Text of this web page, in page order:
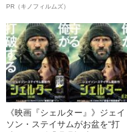
ルインタビュー“観客を魅了した
語る”《日本興収70億円突破》
PR（キノフィルムズ）
《映画『シェルター』》ジェイ
ソン・ステイサムがお盆を“打